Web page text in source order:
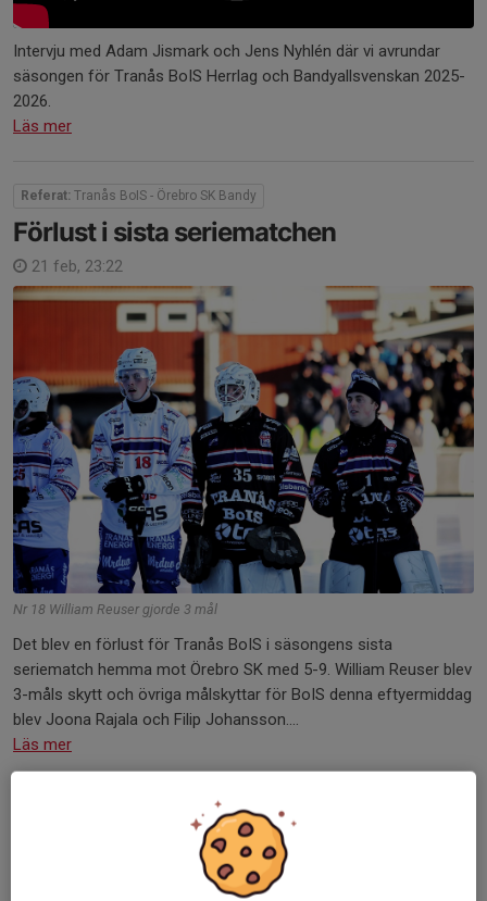
Intervju med Adam Jismark och Jens Nyhlén där vi avrundar
säsongen för Tranås BoIS Herrlag och Bandyallsvenskan 2025-
2026.
Läs mer
Referat: Tranås BoIS - Örebro SK Bandy
Förlust i sista seriematchen
21 feb, 23:22
Nr 18 William Reuser gjorde 3 mål
Det blev en förlust för Tranås BoIS i säsongens sista
seriematch hemma mot Örebro SK med 5-9. William Reuser blev
3-måls skytt och övriga målskyttar för BoIS denna eftyermiddag
blev Joona Rajala och Filip Johansson....
Läs mer
TB Västerås - Tranås BoIS
Förlust mot Tillberga